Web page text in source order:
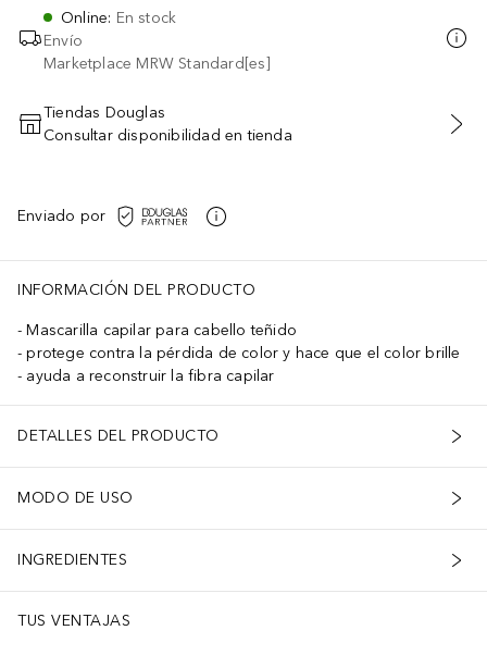
Online: En stock
Envío
Marketplace MRW Standard[es]
AÑADIR AL CARRITO
Tiendas Douglas
Consultar disponibilidad en tienda
Enviado por
INFORMACIÓN DEL PRODUCTO
Mascarilla capilar para cabello teñido
protege contra la pérdida de color y hace que el color brille
ayuda a reconstruir la fibra capilar
DETALLES DEL PRODUCTO
MODO DE USO
INGREDIENTES
TUS VENTAJAS